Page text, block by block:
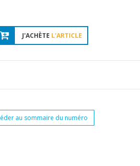
J'ACHÈTE L'ARTICLE
au sommaire du numéro